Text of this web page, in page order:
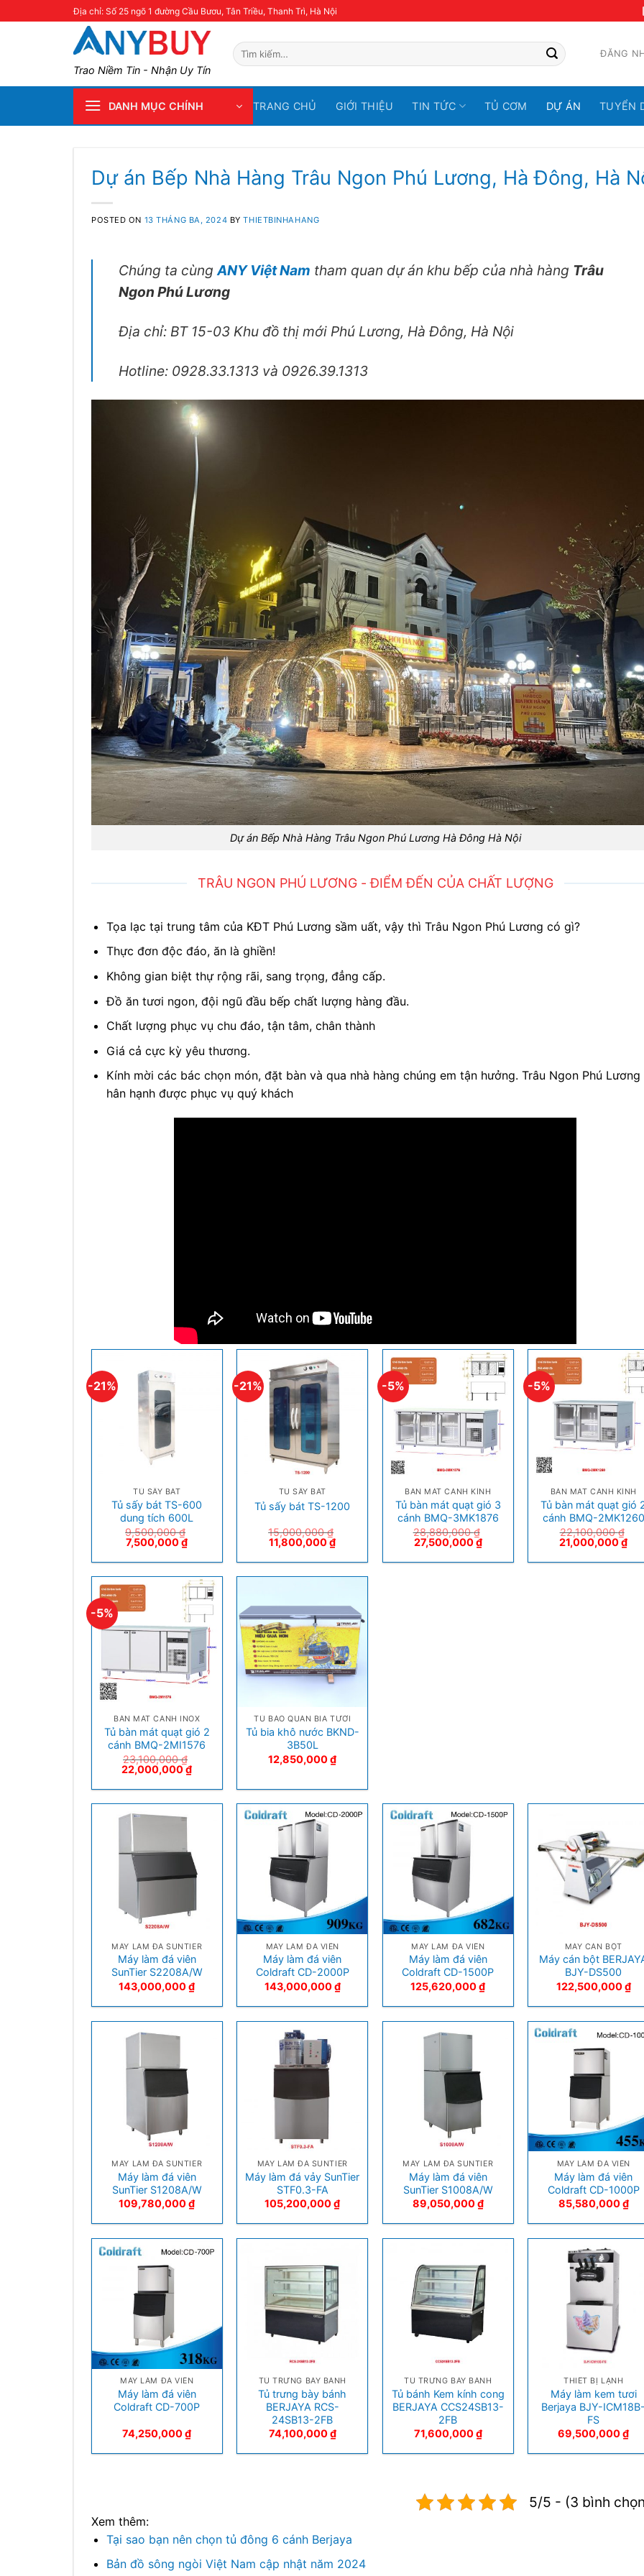
Địa chỉ: Số 25 ngõ 1 đường Cầu Bươu, Tân Triều, Thanh Trì, Hà Nội
Trao Niềm Tin - Nhận Uy Tín
Tìm
kiếm:
ĐĂNG
DANH MỤC CHÍNH TRANG CHỦ GIỚI THIỆU TIN TỨC TỦ CƠM DỰ ÁN TUYỂN
Dự án Bếp Nhà Hàng Trâu Ngon Phú Lương, Hà Đông, Hà
POSTED ON 13 THÁNG BA, 2024 BYTHIETBINHAHANG
Chúng ta cùngANY Việt Nam tham quan dự án khu bếp của nhà hàng Trâu
Ngon Phú Lương
Địa chỉ: BT 15-03 Khu đồ thị mới Phú Lương, Hà Đông, Hà Nội
Hotline: 0928.33.1313 và 0926.39.1313
Dự án Bếp Nhà Hàng Trâu Ngon Phú Lương Hà Đông Hà Nội
TRÂU NGON PHÚ LƯƠNG - ĐIỂM ĐẾN CỦA CHẤT LƯỢNG
Tọa lạc tại trung tâm của KĐT Phú Lương sầm uất, vậy thì Trâu Ngon Phú Lương có gì?
Thực đơn độc đáo, ăn là ghiền!
Không gian biệt thự rộng rãi, sang trọng, đẳng cấp.
Đồ ăn tươi ngon, đội ngũ đầu bếp chất lượng hàng đầu.
Chất lượng phục vụ chu đáo, tận tâm, chân thành
Giá cả cực kỳ yêu thương.
Kính mời các bác chọn món, đặt bàn và qua nhà hàng chúng em tận hưởng. Trâu Ngon Phú Lương
hân hạnh được phục vụ quý khách
-21%
TỦ SẤY BÁT
Tủ sấy bát TS-600
dung tích 600L
9,500,000₫
7,500,000₫
-21%
TỦ SẤY BÁT
Tủ sấy bát TS-1200
15,000,000₫
11,800,000₫
-5%
+
BÀN MÁT CÁNH KÍNH
Tủ bàn mát quạt gió 3
cánh BMQ-3MK1876
28,880,000₫
27,500,000₫
-5%
+
BÀN MÁT CÁNH KÍNH
Tủ bàn mát quạt gió
cánh BMQ-2MK1260
22,100,000₫
21,000,000₫
-5%
+
BÀN MÁT CÁNH INOX
Tủ bàn mát quạt gió 2
cánh BMQ-2MI1576
23,100,000₫
22,000,000₫
TỦ BẢO QUẢN BIA TƯƠI
Tủ bia khô nước BKND-
3B50L
12,850,000₫
MÁY LÀM ĐÁ SUNTIER
Máy làm đá viên
SunTier S2208A/W
143,000,000₫
+
MÁY LÀM ĐÁ VIÊN
Máy làm đá viên
Coldraft CD-2000P
143,000,000₫
+
MÁY LÀM ĐÁ VIÊN
Máy làm đá viên
Coldraft CD-1500P
125,620,000₫
MÁY CÁN BỘT
Máy cán bột
BJY-DS500
122,500,000₫
MÁY LÀM ĐÁ SUNTIER
Máy làm đá viên
SunTier S1208A/W
109,780,000₫
MÁY LÀM ĐÁ SUNTIER
Máy làm đá vảy SunTier
STF0.3-FA
105,200,000₫
MÁY LÀM ĐÁ SUNTIER
Máy làm đá viên
SunTier S1008A/W
89,050,000₫
+
MÁY LÀM ĐÁ VIÊN
Máy làm đá viên
Coldraft CD-1000P
85,580,000₫
+
MÁY LÀM ĐÁ VIÊN
Máy làm đá viên
Coldraft CD-700P
74,250,000₫
TỦ TRƯNG BÀY BÁNH
Tủ trưng bày bánh
BERJAYA RCS-
24SB13-2FB
74,100,000₫
TỦ TRƯNG BÀY BÁNH
Tủ bánh Kem kính cong
BERJAYA CCS24SB13-
2FB
71,600,000₫
THIẾT BỊ LẠNH
Máy làm kem tươi
Berjaya BJY-
FS
69,500,000₫
5/5 - (3 bình
Xem thêm:
Tại sao bạn nên chọn tủ đông 6 cánh Berjaya
Bản đồ sông ngòi Việt Nam cập nhật năm 2024